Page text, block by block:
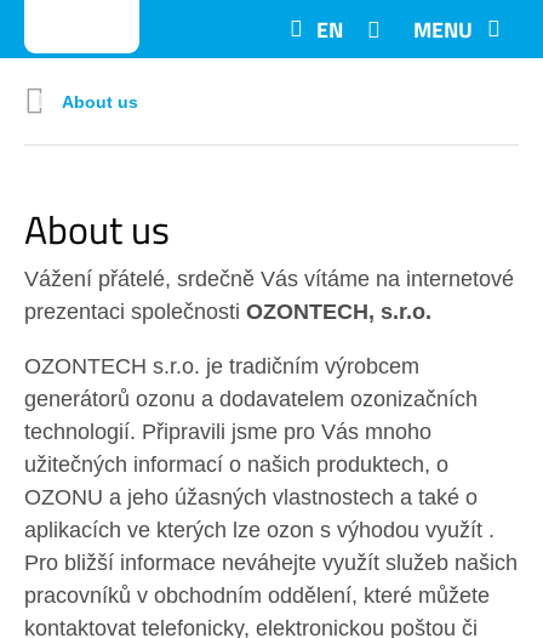
About us
About us
Vážení přátelé, srdečně Vás vítáme na internetové
prezentaci společnosti OZONTECH, s.r.o.
OZONTECH s.r.o. je tradičním výrobcem
generátorů ozonu a dodavatelem ozonizačních
technologií. Připravili jsme pro Vás mnoho
užitečných informací o našich produktech, o
OZONU a jeho úžasných vlastnostech a také o
aplikacích ve kterých lze ozon s výhodou využít .
Pro bližší informace neváhejte využít služeb našich
pracovníků v obchodním oddělení, které můžete
kontaktovat telefonicky, elektronickou poštou či
EN MENU